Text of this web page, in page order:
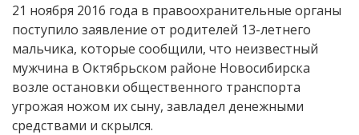
21 ноября 2016 года в правоохранительные органы
поступило заявление от родителей 13-летнего
мальчика, которые сообщили, что неизвестный
мужчина в Октябрьском районе Новосибирска
возле остановки общественного транспорта
угрожая ножом их сыну, завладел денежными
средствами и скрылся.